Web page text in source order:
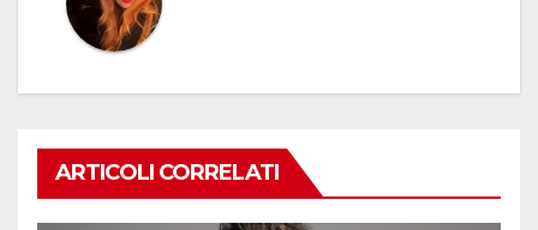
ARTICOLI CORRELATI